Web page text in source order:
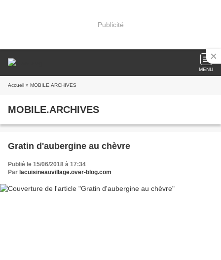
Publicité
MENU
Accueil » MOBILE.ARCHIVES
MOBILE.ARCHIVES
Gratin d'aubergine au chèvre
Publié le 15/06/2018 à 17:34
Par lacuisineauvillage.over-blog.com